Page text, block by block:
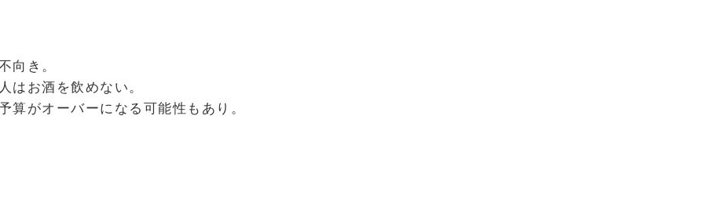
向き。
はお酒を飲めない。
がオーバーになる可能性もあり。